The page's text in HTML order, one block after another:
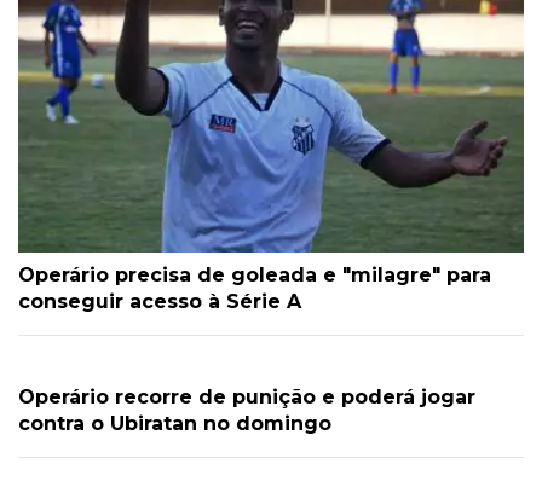
Operário precisa de goleada e "milagre" para
conseguir acesso à Série A
Operário recorre de punição e poderá jogar
contra o Ubiratan no domingo